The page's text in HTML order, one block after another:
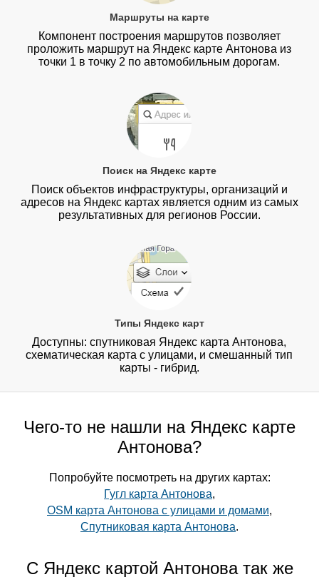
Маршруты на карте
Компонент построения маршрутов позволяет
проложить маршрут на Яндекс карте Антонова из
точки 1 в точку 2 по автомобильным дорогам.
Поиск на Яндекс карте
Поиск объектов инфраструктуры, организаций и
адресов на Яндекс картах является одним из самых
результативных для регионов России.
Типы Яндекс карт
Доступны: спутниковая Яндекс карта Антонова,
схематическая карта с улицами, и смешанный тип
карты - гибрид.
Чего-то не нашли на Яндекс карте
Антонова?
Попробуйте посмотреть на других картах:
Гугл карта Антонова,
OSM карта Антонова с улицами и домами,
Спутниковая карта Антонова.
С Яндекс картой Антонова так же